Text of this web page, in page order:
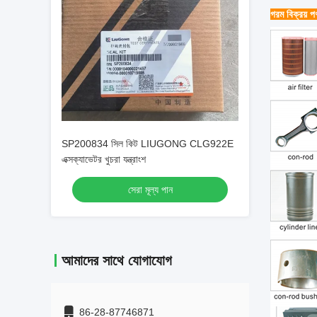
SP200834 সিল কিট LIUGONG CLG922E
এক্সক্যাভেটর খুচরা যন্ত্রাংশ
সেরা মূল্য পান
আমাদের সাথে যোগাযোগ
86-28-87746871
গরম বিক্রয়